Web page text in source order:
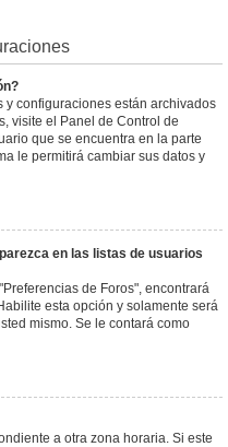
y configuraciones están archivados
visite el Panel de Control de
que se encuentra en la parte
le permitirá cambiar sus datos y
en las listas de usuarios
de Foros", encontrará
esta opción y solamente será
mismo. Se le contará como
a otra zona horaria. Si este